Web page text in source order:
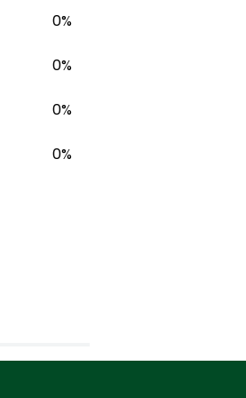
0%
0%
0%
0%